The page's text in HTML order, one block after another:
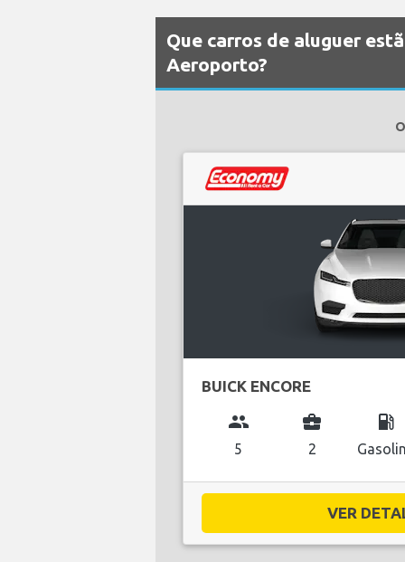
Que carros de aluguer
Aeroporto?
BUICK ENCORE
group
5
business_center
2
local_gas_station
VER